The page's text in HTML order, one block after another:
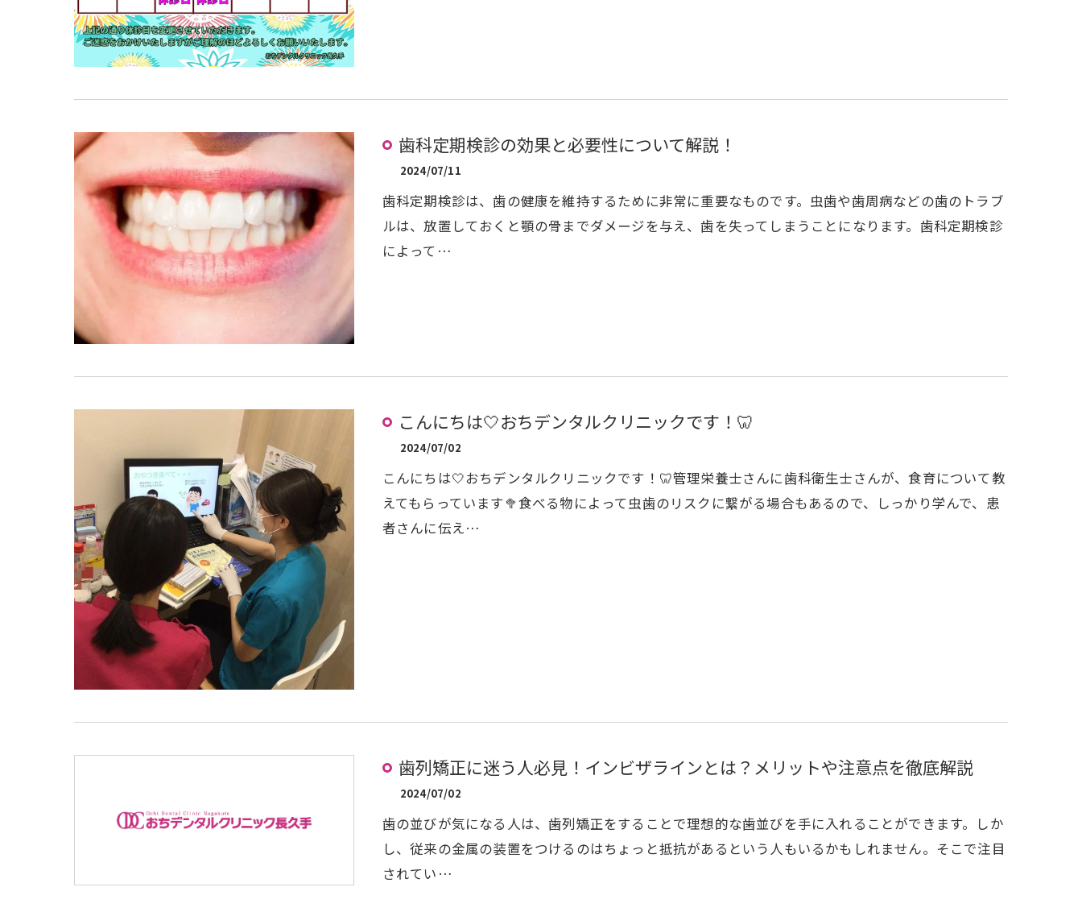
歯科定期検診の効果と必要性について解説！
2024/07/11
歯科定期検診は、歯の健康を維持するために非常に重要なものです。虫歯や歯周病などの歯のトラブ
ルは、放置しておくと顎の骨までダメージを与え、歯を失ってしまうことになります。歯科定期検診
によって…
こんにちは🤍おちデンタルクリニックです！🦷
2024/07/02
こんにちは🤍おちデンタルクリニックです！🦷管理栄養士さんに歯科衛生士さんが、食育について教
えてもらっています🥦食べる物によって虫歯のリスクに繋がる場合もあるので、しっかり学んで、患
者さんに伝え…
歯列矯正に迷う人必見！インビザラインとは？メリットや注意点を徹底解説
2024/07/02
歯の並びが気になる人は、歯列矯正をすることで理想的な歯並びを手に入れることができます。しか
し、従来の金属の装置をつけるのはちょっと抵抗があるという人もいるかもしれません。そこで注目
されてい…